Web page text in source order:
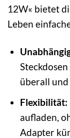
12W« bietet
Leben
überall
Flexibilität:
aufladen,
Adapter